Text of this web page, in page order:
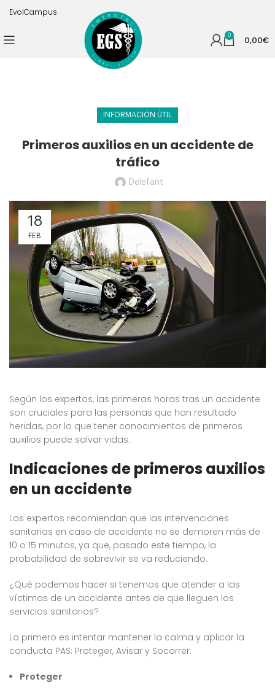
EvolCampus
0 0,00€
INFORMACIÓN ÚTIL
Primeros auxilios en un accidente de
tráfico
Delefant
18
FEB
Según los expertos, las primeras horas tras un accidente
son cruciales para las personas que han resultado
heridas, por lo que tener conocimientos de primeros
auxilios puede salvar vidas.
Indicaciones de primeros auxilios
en un accidente
Los expertos recomiendan que las intervenciones
sanitarias en caso de accidente no se demoren más de
10 o 15 minutos, ya que, pasado este tiempo, la
probabilidad de sobrevivir se va reduciendo.
¿Qué podemos hacer si tenemos que atender a las
víctimas de un accidente antes de que lleguen los
servicios sanitarios?
Lo primero es intentar mantener la calma y aplicar la
conducta PAS: Proteger, Avisar y Socorrer.
Proteger